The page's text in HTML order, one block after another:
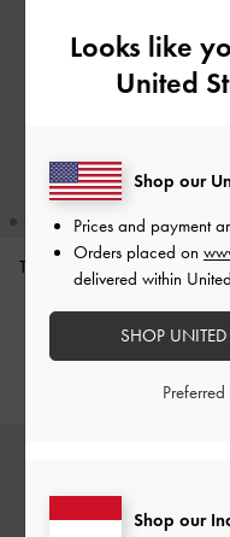
Tas Bahu Studded Tatiana-
IDR1,499,000
Looks like
United
Shop our
Shop our
Prices and payment
Orders placed on
delivered within
SHOP UNITED